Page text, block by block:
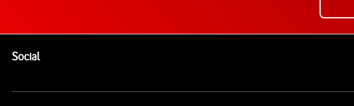
SocialEnlaces a las redes sociales de Vodafone